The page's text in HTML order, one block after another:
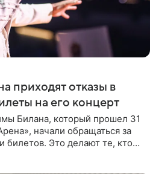
приходят отказы в
на его концерт
Билана, который прошел 31
начали обращаться за
билетов. Это делают те, кто